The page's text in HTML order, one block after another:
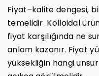
Fiyat–kalite dengesi,
temelidir. Kolloidal
fiyat karşılığında ne
anlam kazanır. Fiyat
yüksekliğin hangi